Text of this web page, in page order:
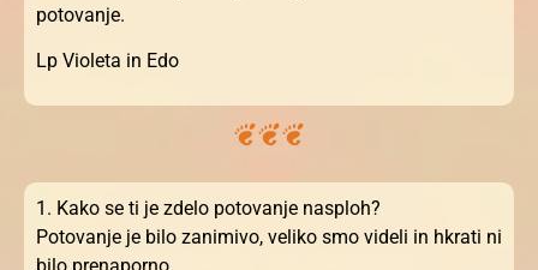
potovanje.
Lp Violeta in Edo
1. Kako se ti je zdelo potovanje nasploh?
Potovanje je bilo zanimivo, veliko smo videli in hkrati ni